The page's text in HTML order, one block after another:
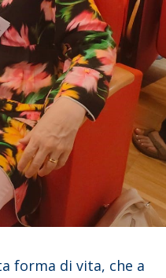
forma di vita, che a